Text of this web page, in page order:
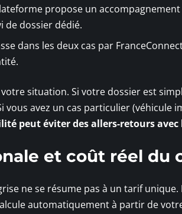
propose un
de dossier dédié.
dans les deux cas par
situation. Si votre dossier est
vous avez un cas particulier
peut éviter des allers-retours
et coût réel
ne se résume pas à un tarif
automatiquement à partir de